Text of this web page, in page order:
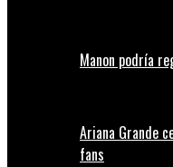
Manon podría
Ariana Grande
fans